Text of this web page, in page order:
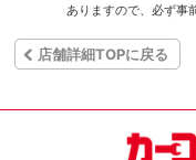
ありますので、必ず事
店舗詳細TOPに戻る